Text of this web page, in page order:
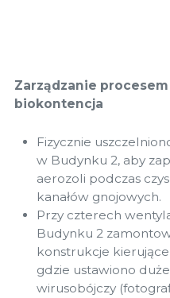
Zarządzanie
biokontencja
Fizycznie
w Budynku 2, aby
aerozoli podczas
kanałów gnojowych.
Przy czterech
Budynku 2
konstrukcje
gdzie ustawiono
wirusobójczy